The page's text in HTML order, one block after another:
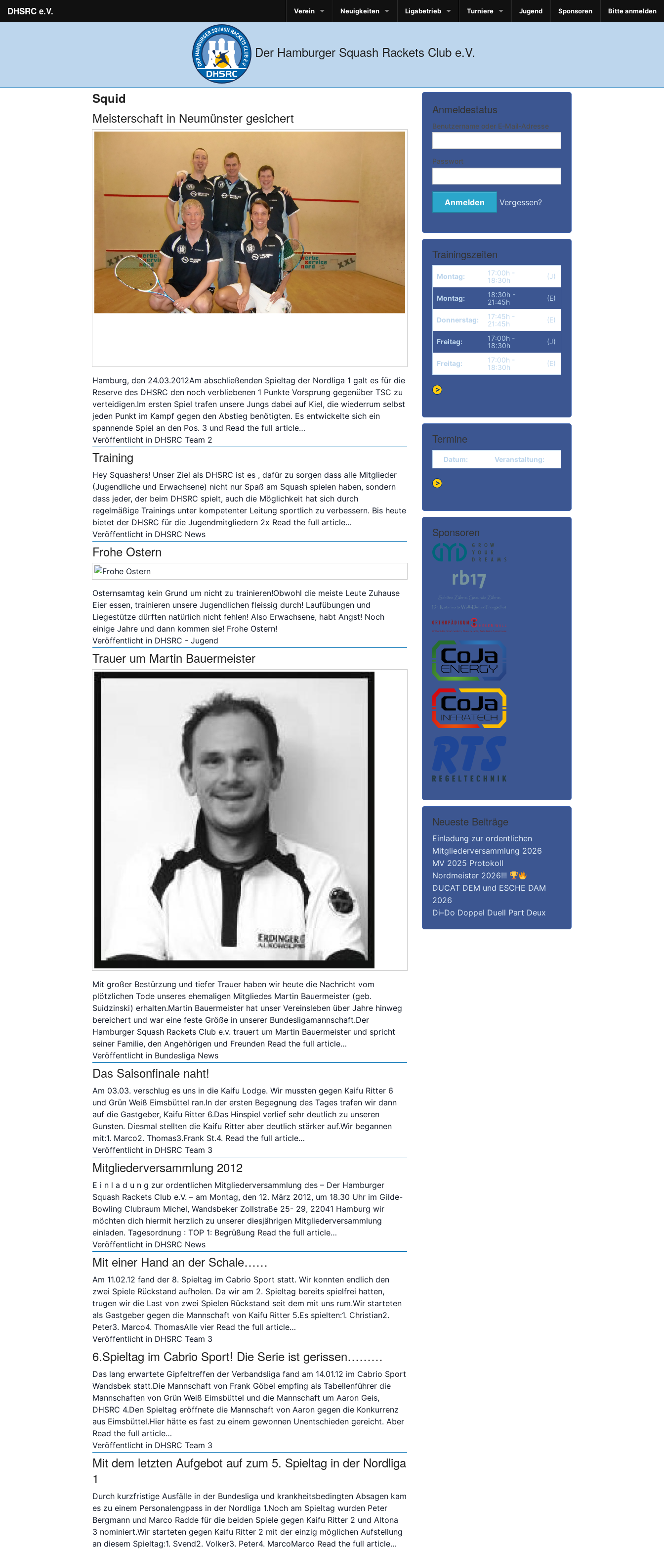
DHSRC e.V. Verein Neuigkeiten Ligabetrieb Turniere Jugend Sponsoren Bitte anmelden
Der Hamburger Squash Rackets Club e.V.
Squid
Meisterschaft in Neumünster gesichert
Hamburg, den 24.03.2012Am abschließenden Spieltag der Nordliga 1 galt es für die
Reserve des DHSRC den noch verbliebenen 1 Punkte Vorsprung gegenüber TSC zu
verteidigen.Im ersten Spiel trafen unsere Jungs dabei auf Kiel, die wiederrum selbst
jeden Punkt im Kampf gegen den Abstieg benötigten. Es entwickelte sich ein
spannende Spiel an den Pos. 3 und Read the full article…
Veröffentlicht in DHSRC Team 2
Training
Hey Squashers! Unser Ziel als DHSRC ist es , dafür zu sorgen dass alle Mitglieder
(Jugendliche und Erwachsene) nicht nur Spaß am Squash spielen haben, sondern
dass jeder, der beim DHSRC spielt, auch die Möglichkeit hat sich durch
regelmäßige Trainings unter kompetenter Leitung sportlich zu verbessern. Bis heute
bietet der DHSRC für die Jugendmitgliedern 2x Read the full article…
Veröffentlicht in DHSRC News
Frohe Ostern
Osternsamtag kein Grund um nicht zu trainieren!Obwohl die meiste Leute Zuhause
Eier essen, trainieren unsere Jugendlichen fleissig durch! Laufübungen und
Liegestütze dürften natürlich nicht fehlen! Also Erwachsene, habt Angst! Noch
einige Jahre und dann kommen sie! Frohe Ostern!
Veröffentlicht in DHSRC - Jugend
Trauer um Martin Bauermeister
Mit großer Bestürzung und tiefer Trauer haben wir heute die Nachricht vom
plötzlichen Tode unseres ehemaligen Mitgliedes Martin Bauermeister (geb.
Suidzinski) erhalten.Martin Bauermeister hat unser Vereinsleben über Jahre hinweg
bereichert und war eine feste Größe in unserer Bundesligamannschaft.Der
Hamburger Squash Rackets Club e.v. trauert um Martin Bauermeister und spricht
seiner Familie, den Angehörigen und Freunden Read the full article…
Veröffentlicht in Bundesliga News
Das Saisonfinale naht!
Am 03.03. verschlug es uns in die Kaifu Lodge. Wir mussten gegen Kaifu Ritter 6
und Grün Weiß Eimsbüttel ran.In der ersten Begegnung des Tages trafen wir dann
auf die Gastgeber, Kaifu Ritter 6.Das Hinspiel verlief sehr deutlich zu unseren
Gunsten. Diesmal stellten die Kaifu Ritter aber deutlich stärker auf.Wir begannen
mit:1. Marco2. Thomas3.Frank St.4. Read the full article…
Veröffentlicht in DHSRC Team 3
Mitgliederversammlung 2012
E i n l a d u n g zur ordentlichen Mitgliederversammlung des – Der Hamburger
Squash Rackets Club e.V. – am Montag, den 12. März 2012, um 18.30 Uhr im Gilde-
Bowling Clubraum Michel, Wandsbeker Zollstraße 25- 29, 22041 Hamburg wir
möchten dich hiermit herzlich zu unserer diesjährigen Mitgliederversammlung
einladen. Tagesordnung : TOP 1: Begrüßung Read the full article…
Veröffentlicht in DHSRC News
Mit einer Hand an der Schale……
Am 11.02.12 fand der 8. Spieltag im Cabrio Sport statt. Wir konnten endlich den
zwei Spiele Rückstand aufholen. Da wir am 2. Spieltag bereits spielfrei hatten,
trugen wir die Last von zwei Spielen Rückstand seit dem mit uns rum.Wir starteten
als Gastgeber gegen die Mannschaft von Kaifu Ritter 5.Es spielten:1. Christian2.
Peter3. Marco4. ThomasAlle vier Read the full article…
Veröffentlicht in DHSRC Team 3
6.Spieltag im Cabrio Sport! Die Serie ist gerissen………
Das lang erwartete Gipfeltreffen der Verbandsliga fand am 14.01.12 im Cabrio Sport
Wandsbek statt.Die Mannschaft von Frank Göbel empfing als Tabellenführer die
Mannschaften von Grün Weiß Eimsbüttel und die Mannschaft um Aaron Geis,
DHSRC 4.Den Spieltag eröffnete die Mannschaft von Aaron gegen die Konkurrenz
aus Eimsbüttel.Hier hätte es fast zu einem gewonnen Unentschieden gereicht. Aber
Read the full article…
Veröffentlicht in DHSRC Team 3
Mit dem letzten Aufgebot auf zum 5. Spieltag in der Nordliga
1
Durch kurzfristige Ausfälle in der Bundesliga und krankheitsbedingten Absagen kam
es zu einem Personalengpass in der Nordliga 1.Noch am Spieltag wurden Peter
Bergmann und Marco Radde für die beiden Spiele gegen Kaifu Ritter 2 und Altona
3 nominiert.Wir starteten gegen Kaifu Ritter 2 mit der einzig möglichen Aufstellung
an diesem Spieltag:1. Svend2. Volker3. Peter4. MarcoMarco Read the full article…
Anmeldestatus
Benutzername oder E-Mail-Adresse
Passwort
Vergessen?
Trainingszeiten
Montag:
17:00h -
18:30h
(J)
Montag:
18:30h -
21:45h
(E)
Donnerstag:
17:45h -
21:45h
(E)
Freitag:
17:00h -
18:30h
(J)
Freitag:
17:00h -
18:30h
(E)
Termine
Datum: Veranstaltung:
Sponsoren
Neueste Beiträge
Einladung zur ordentlichen
Mitgliederversammlung 2026
MV 2025 Protokoll
Nordmeister 2026!!!
DUCAT DEM und ESCHE DAM
2026
Di–Do Doppel Duell Part Deux